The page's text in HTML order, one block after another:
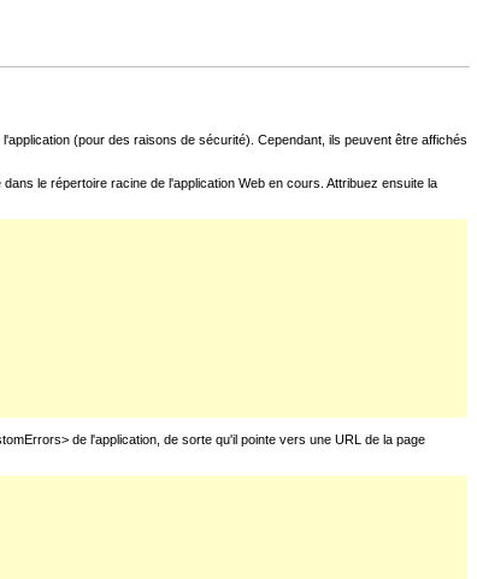
(pour des raisons de sécurité). Cependant, ils peuvent être affichés
le répertoire racine de l'application Web en cours. Attribuez ensuite la
de l'application, de sorte qu'il pointe vers une URL de la page